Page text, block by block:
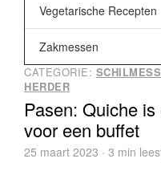
Vegetarische Recepten
Zakmessen
CATEGORIE:
HERDER
Pasen: Quiche
voor een buffet
25 maart 2023 · 3 min